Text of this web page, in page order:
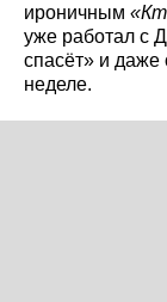
ироничным
уже работал с
спасёт» и даже
неделе.